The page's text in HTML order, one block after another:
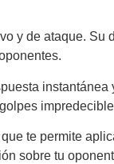
y de ataque. Su
te permite
sobre tu